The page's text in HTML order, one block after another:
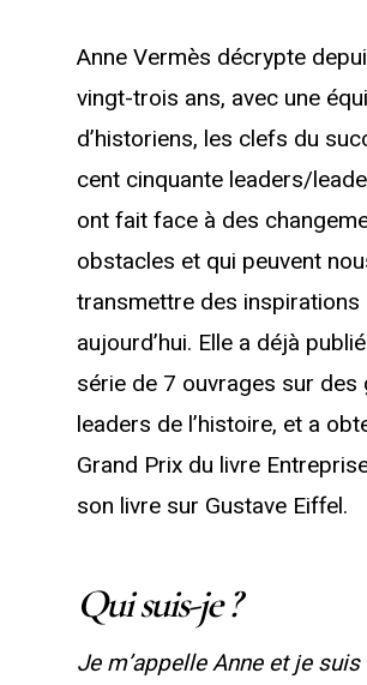
Anne Vermès décrypte
vingt-trois ans, avec une
d’historiens, les clefs du
cent cinquante leaders/
ont fait face à des
obstacles et qui peuvent
transmettre des inspirations
aujourd’hui. Elle a déjà
série de 7 ouvrages sur des
leaders de l’histoire, et a
Grand Prix du livre
son livre sur Gustave Eiffel.
Qui suis-je ?
Je m’appelle Anne et je suis